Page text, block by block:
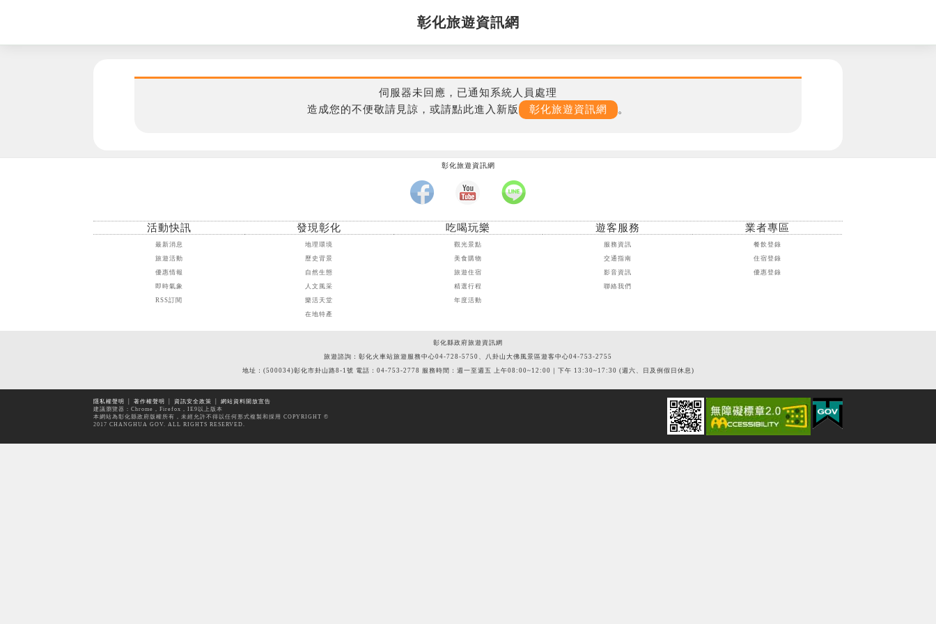
彰化旅遊資訊網
伺服器未回應，已通知系統人員處理
造成您的不便敬請見諒，或請點此進入新版
彰化旅遊資訊網 。
彰化旅遊資訊網
活動快訊
最新消息
旅遊活動
優惠情報
即時氣象
RSS訂閱
發現彰化
地理環境
歷史背景
自然生態
人文風采
樂活天堂
在地特產
吃喝玩樂
觀光景點
美食購物
旅遊住宿
精選行程
年度活動
遊客服務
服務資訊
交通指南
影音資訊
聯絡我們
業者專區
餐飲登錄
住宿登錄
優惠登錄
彰化縣政府旅遊資訊網
旅遊諮詢：彰化火車站旅遊服務中心04-728-5750、八卦山大佛風景區遊客中心04-753-2755
地址：(500034)彰化市卦山路8-1號 電話：04-753-2778 服務時間：週一至週五 上午08:00~12:00｜下午 13:30~17:30 (週六、日及例假日休息)
隱私權聲明 │著作權聲明 │資訊安全政策 │網站資料開放宣告
建議瀏覽器：Chrome，Firefox，IE9以上版本
本網站為彰化縣政府版權所有，未經允許不得以任何形式複製和採用 COPYRIGHT ©
2017 CHANGHUA GOV. ALL RIGHTS RESERVED.